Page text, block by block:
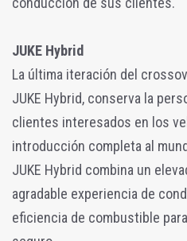
JUKE Hybrid
La última iteración del
JUKE Hybrid, conserva la
clientes interesados en los
introducción completa al
JUKE Hybrid combina un
agradable experiencia de
eficiencia de combustible